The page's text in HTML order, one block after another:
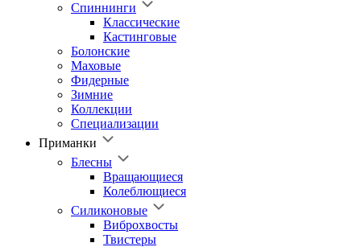
Спиннинги
Классические
Кастинговые
Болонские
Маховые
Фидерные
Зимние
Коллекции
Специализации
Приманки
Блесны
Вращающиеся
Колеблющиеся
Силиконовые
Виброхвосты
Твистеры